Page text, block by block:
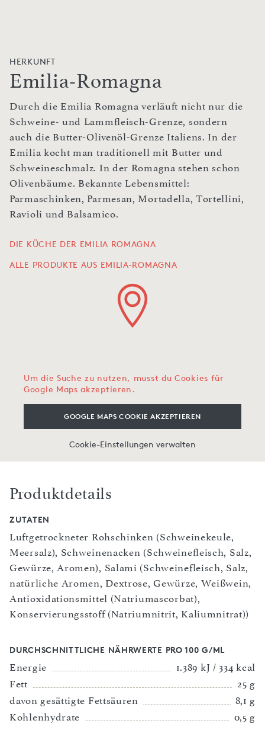
HERKUNFT
Emilia-Romagna
Durch die Emilia Romagna verläuft nicht nur die
Schweine- und Lammfleisch-Grenze, sondern
auch die Butter-Olivenöl-Grenze Italiens. In der
Emilia kocht man traditionell mit Butter und
Schweineschmalz. In der Romagna stehen schon
Olivenbäume. Bekannte Lebensmittel:
Parmaschinken, Parmesan, Mortadella, Tortellini,
Ravioli und Balsamico.
DIE KÜCHE DER EMILIA ROMAGNA
ALLE PRODUKTE AUS EMILIA-ROMAGNA
Um die Suche zu nutzen, musst du Cookies für
Google Maps akzeptieren.
GOOGLE MAPS COOKIE AKZEPTIEREN
Cookie-Einstellungen verwalten
Produktdetails
ZUTATEN
Luftgetrockneter Rohschinken (Schweinekeule,
Meersalz), Schweinenacken (Schweinefleisch, Salz,
Gewürze, Aromen), Salami (Schweinefleisch, Salz,
natürliche Aromen, Dextrose, Gewürze, Weißwein,
Antioxidationsmittel (Natriumascorbat),
Konservierungsstoff (Natriumnitrit, Kaliumnitrat))
DURCHSCHNITTLICHE NÄHRWERTE PRO 100 G/ML
Energie
1.389 kJ / 334 kcal
Fett
25 g
davon gesättigte Fettsäuren
8,1 g
Kohlenhydrate
0,5 g